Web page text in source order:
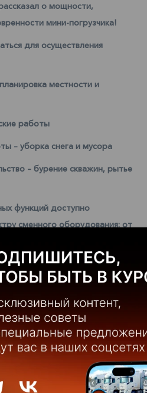
о мощности,
мини-погрузчика!
для осуществления
местности и
работы
уборка снега и мусора
– бурение скважин, рытье
функций доступно
сменного оборудования: от
и щетки с водяным
мини-погрузчика UMG
приобрести технику вы
телефонам, указанным на
представленных в